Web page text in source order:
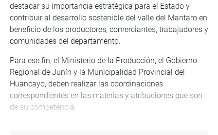
destacar su importancia estratégica para el Estado y
contribuir al desarrollo sostenible del valle del Mantaro en
beneficio de los productores, comerciantes, trabajadores y
comunidades del departamento.
Para ese fin, el Ministerio de la Producción, el Gobierno
Regional de Junín y la Municipalidad Provincial del
Huancayo, deben realizar las coordinaciones
correspondientes en las materias y atribuciones que son
de su competencia.